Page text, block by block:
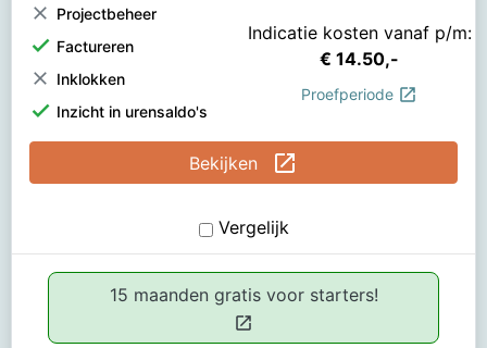
clear Projectbeheer
check Factureren
clear Inklokken
check Inzicht in urensaldo's
Indicatie kosten vanaf p/m:
€ 14.50,-
Proefperiode open_in_new
Bekijken open_in_new
Vergelijk
15 maanden gratis voor starters!
open_in_new